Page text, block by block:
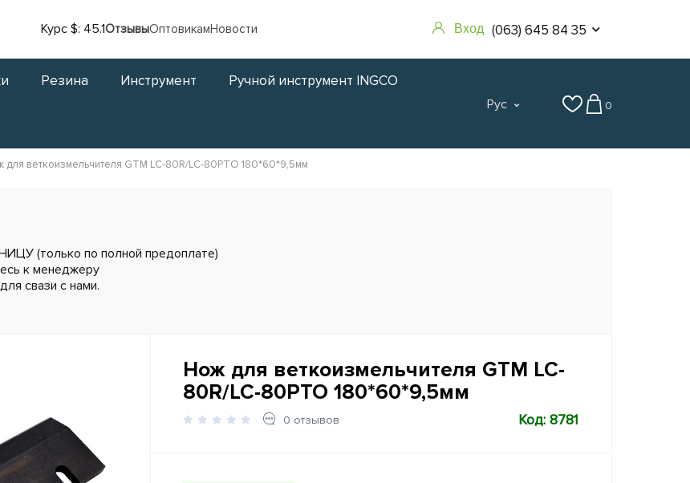
Курс $: 45.1ОтзывыОптовикамНовости Вход (063) 645 84 35
Резина Инструмент Ручной инструмент INGCO
Рус 0
для веткоизмельчителя GTM LC-80R/LC-80PTO 180*60*9,5мм
(только по полной предоплате)
к менеджеру
для свази с нами.
Нож для веткоизмельчителя GTM LC-
80R/LC-80PTO 180*60*9,5мм
0 отзывов Код: 8781